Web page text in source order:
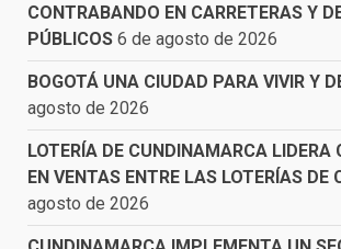
CONTRABANDO EN CARRETERAS Y
PÚBLICOS 6 de agosto de 2026
BOGOTÁ UNA CIUDAD PARA VIVIR Y
agosto de 2026
LOTERÍA DE CUNDINAMARCA LIDERA
EN VENTAS ENTRE LAS LOTERÍAS DE
agosto de 2026